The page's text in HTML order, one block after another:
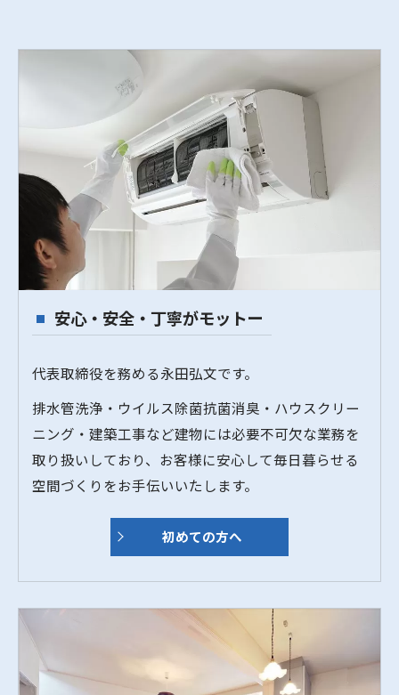
安心・安全・丁寧がモットー
代表取締役を務める永田弘文です。
排水管洗浄・ウイルス除菌抗菌消臭・ハウスクリー
ニング・建築工事など建物には必要不可欠な業務を
取り扱いしており、お客様に安心して毎日暮らせる
空間づくりをお手伝いいたします。
初めての方へ